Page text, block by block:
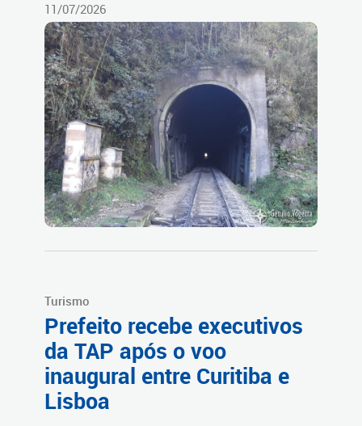
11/07/2026
Turismo
Prefeito recebe executivos
da TAP após o voo
inaugural entre Curitiba e
Lisboa